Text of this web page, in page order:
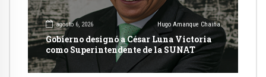
agosto 6, 2026 Hugo Amanque Chaiña
Gobierno designó a César Luna Victoria
como Superintendente de la SUNAT